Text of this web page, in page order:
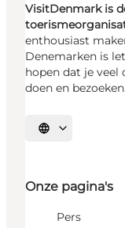
VisitDenmark is
enthousiast
Denemarken is
hopen dat je
doen en
Selecteer taal
Onze pagina's
Pers